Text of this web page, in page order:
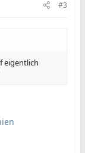
#3
eigentlich